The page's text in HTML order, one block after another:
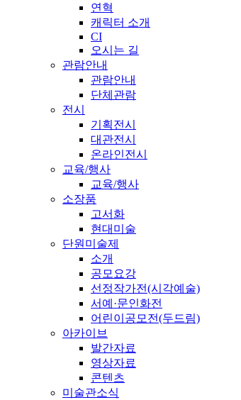
연혁
캐릭터 소개
CI
오시는 길
관람안내
관람안내
단체관람
전시
기획전시
대관전시
온라인전시
교육/행사
교육/행사
소장품
고서화
현대미술
단원미술제
소개
공모요강
선정작가전(시각예술)
서예·문인화전
어린이공모전(두드림)
아카이브
발간자료
영상자료
콘텐츠
미술관소식